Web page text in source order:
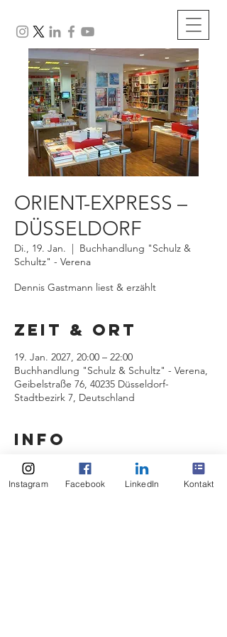
ORIENT-EXPRESS –
DÜSSELDORF
Di., 19. Jan.
  |
Buchhandlung "Schulz &
Schultz" - Verena
Dennis Gastmann liest & erzählt
Zeit & Ort
19. Jan. 2027, 20:00 – 22:00
Buchhandlung "Schulz & Schultz" - Verena,
Geibelstraße 76, 40235 Düsseldorf-
Stadtbezirk 7, Deutschland
INFO
https://schulzschultz.de
Instagram Facebook LinkedIn Kontakt